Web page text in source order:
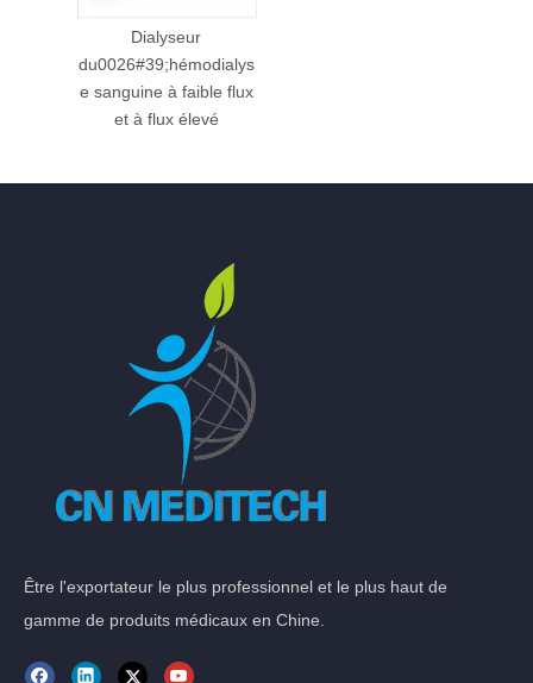
Dialyseur
du0026#39;hémodialys
e sanguine à faible flux
et à flux élevé
Être l'exportateur le plus professionnel et le plus haut de
gamme de produits médicaux en Chine.